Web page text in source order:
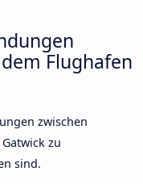
Flughafen
zwischen
zu
sind.